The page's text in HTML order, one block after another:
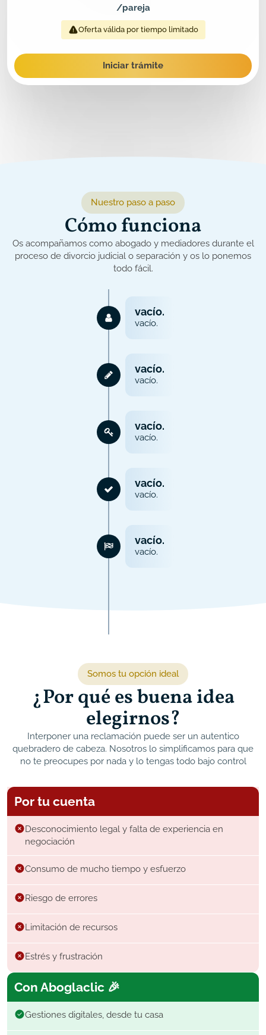
/pareja
Oferta válida por tiempo limitado
Iniciar trámite
Nuestro paso a paso
Cómo funciona
Os acompañamos como abogado y mediadores durante el
proceso de divorcio judicial o separación y os lo ponemos
todo fácil.
vacío.
vacío.
vacío.
vacío.
vacío.
vacío.
vacío.
vacío.
vacío.
vacío.
Somos tu opción ideal
¿Por qué es buena idea
elegirnos?
Interponer una reclamación puede ser un autentico
quebradero de cabeza. Nosotros lo simplificamos para que
no te preocupes por nada y lo tengas todo bajo control
Por tu cuenta
Desconocimiento legal y falta de experiencia en
negociación
Consumo de mucho tiempo y esfuerzo
Riesgo de errores
Limitación de recursos
Estrés y frustración
Con Aboglaclic 🎉
Gestiones digitales, desde tu casa